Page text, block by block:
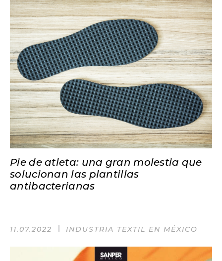
Pie de atleta: una gran molestia que
solucionan las plantillas
antibacterianas
11.07.2022 INDUSTRIA TEXTIL EN MÉXICO